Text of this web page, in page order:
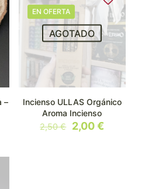
–
EN OFERTA
AGOTADO
Incienso ULLAS Orgánico
Aroma Incienso
2,50€
El
2,00€